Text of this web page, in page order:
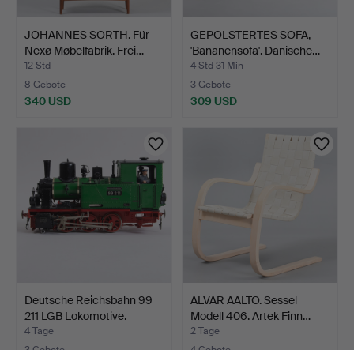
JOHANNES SORTH. Für
Nexø Møbelfabrik. Frei…
12 Std
8 Gebote
340 USD
GEPOLSTERTES SOFA,
'Bananensofa'. Dänische…
4 Std 31 Min
3 Gebote
309 USD
Deutsche Reichsbahn 99
211 LGB Lokomotive.
4 Tage
ALVAR AALTO. Sessel
Modell 406. Artek Finn…
2 Tage